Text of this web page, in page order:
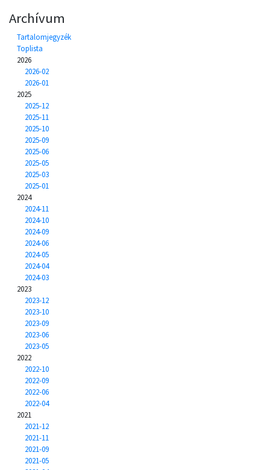
Archívum
Tartalomjegyzék
Toplista
2026
2026-02
2026-01
2025
2025-12
2025-11
2025-10
2025-09
2025-06
2025-05
2025-03
2025-01
2024
2024-11
2024-10
2024-09
2024-06
2024-05
2024-04
2024-03
2023
2023-12
2023-10
2023-09
2023-06
2023-05
2022
2022-10
2022-09
2022-06
2022-04
2021
2021-12
2021-11
2021-09
2021-05